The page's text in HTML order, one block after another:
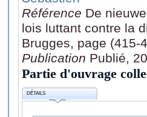
Référence De
lois luttant contre la
Brugges, page (415-
Publication Publié,
Partie d'ouvrage
DÉTAILS